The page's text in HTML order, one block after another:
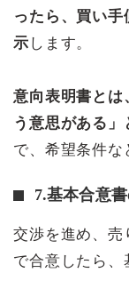
ったら、買い
示 します。
意向表明書とは
う意思がある
で、希望条件な
7.基本合意
交渉を進め、売
で合意したら、